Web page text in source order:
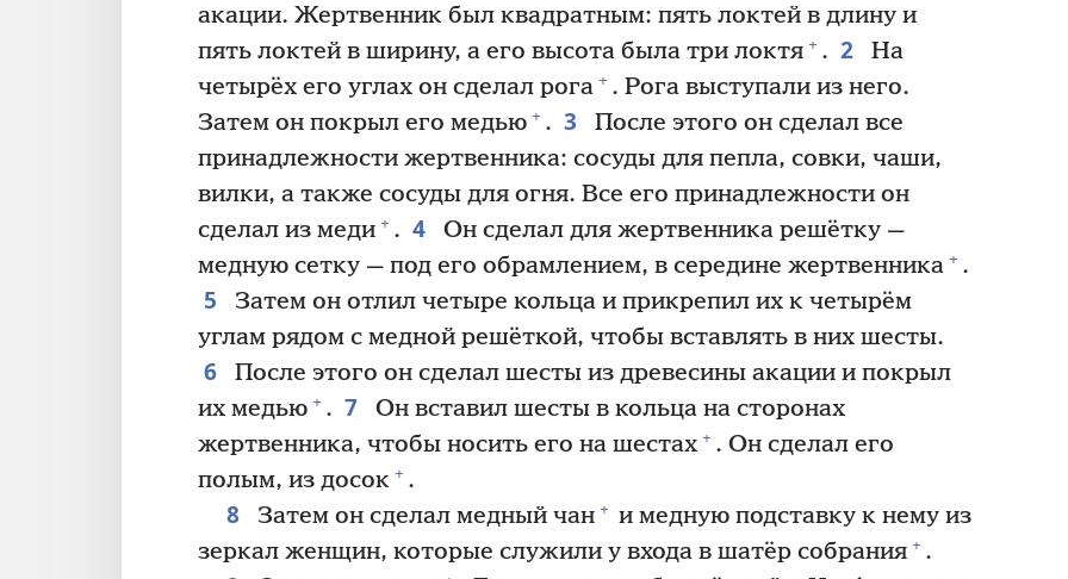
акации. Жертвенник был квадратным: пять локтей в длину и
пять локтей в ширину, а его высота была три локтя + . 2
На
четырёх его углах он сделал рога + . Рога выступали из него.
Затем он покрыл его медью + . 3
После этого он сделал все
принадлежности жертвенника: сосуды для пепла, совки, чаши,
вилки, а также сосуды для огня. Все его принадлежности он
сделал из меди + . 4
Он сделал для жертвенника решётку —
медную сетку — под его обрамлением, в середине жертвенника + .
5
Затем он отлил четыре кольца и прикрепил их к четырём
углам рядом с медной решёткой, чтобы вставлять в них шесты.
6
После этого он сделал шесты из древесины акации и покрыл
их медью + . 7
Он вставил шесты в кольца на сторонах
жертвенника, чтобы носить его на шестах + . Он сделал его
полым, из досок + .
8 Затем он сделал медный чан + и медную подставку к нему из
зеркал женщин, которые служили у входа в шатёр собрания + .